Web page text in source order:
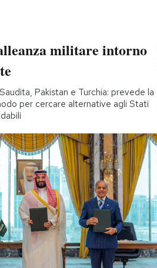
militare intorno
Pakistan e Turchia: prevede la
per cercare alternative agli Stati